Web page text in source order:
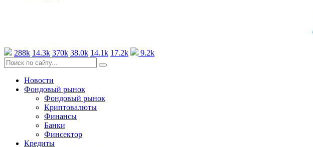
288k 14.3k 370k 38.0k 14.1k 17.2k 9.2k
Новости
Фондовый рынок
Фондовый рынок
Криптовалюты
Финансы
Банки
Финсектор
Кредиты